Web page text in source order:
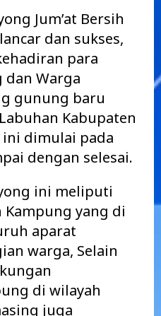
Jum’at Bersih
dan sukses,
para
dan Warga
gunung baru
Kabupaten
ini dimulai pada
dengan selesai.
ini meliputi
Kampung yang di
aparat
warga, Selain
di wilayah
juga